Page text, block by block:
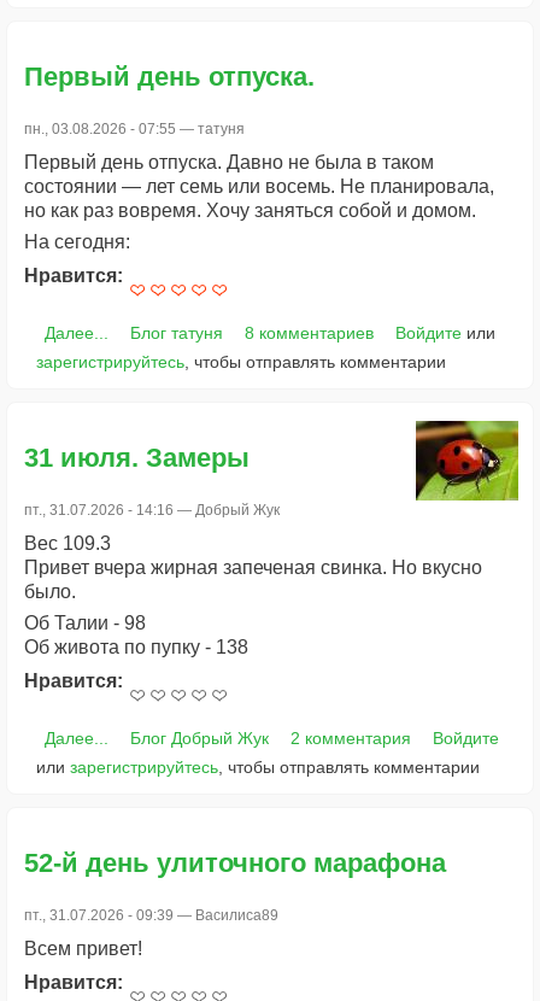
Первый день отпуска.
пн., 03.08.2026 - 07:55 — татуня
Первый день отпуска. Давно не была в таком
состоянии — лет семь или восемь. Не планировала,
но как раз вовремя. Хочу заняться собой и домом.
На сегодня:
Нравится:
Далее... Блог татуня 8 комментариев Войдитеили
зарегистрируйтесь , чтобы отправлять комментарии
31 июля. Замеры
пт., 31.07.2026 - 14:16 — Добрый Жук
Вес 109.3
Привет вчера жирная запеченая свинка. Но вкусно
было.
Об Талии - 98
Об живота по пупку - 138
Нравится:
Далее... Блог Добрый Жук 2 комментария
Войдите
или зарегистрируйтесь, чтобы отправлять комментарии
52-й день улиточного марафона
пт., 31.07.2026 - 09:39 — Василиса89
Всем привет!
Нравится: